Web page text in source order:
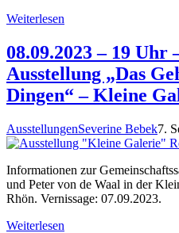
Weiterlesen
08.09.2023 – 19 Uhr
Ausstellung „Das
Dingen“ – Kleine
AusstellungenSeverine Bebek7.
Informationen zur
und Peter von de Waal in der
Rhön. Vernissage: 07.09.2023.
Weiterlesen